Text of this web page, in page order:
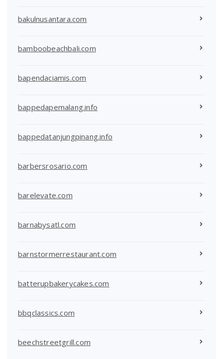
bakulnusantara.com
bamboobeachbali.com
bapendaciamis.com
bappedapemalang.info
bappedatanjungpinang.info
barbersrosario.com
barelevate.com
barnabysatl.com
barnstormerrestaurant.com
batterupbakerycakes.com
bbqclassics.com
beechstreetgrill.com